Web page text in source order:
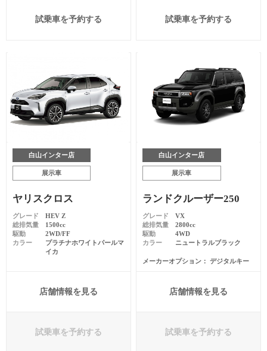
試乗車を予約する 試乗車を予約する
白山インター店
展示車
ヤリスクロス
グレード
HEV Z
総排気量
1500cc
駆動
2WD/FF
カラー
プラチナホワイトパールマ
イカ
店舗情報を見る
試乗車を予約する
白山インター店
展示車
ランドクルーザー250
グレード
VX
総排気量
2800cc
駆動
4WD
カラー
ニュートラルブラック
メーカーオプション デジタルキー
店舗情報を見る
試乗車を予約する